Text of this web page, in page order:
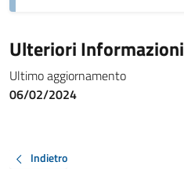
Ulteriori Informazioni
Ultimo aggiornamento
06/02/2024
Indietro